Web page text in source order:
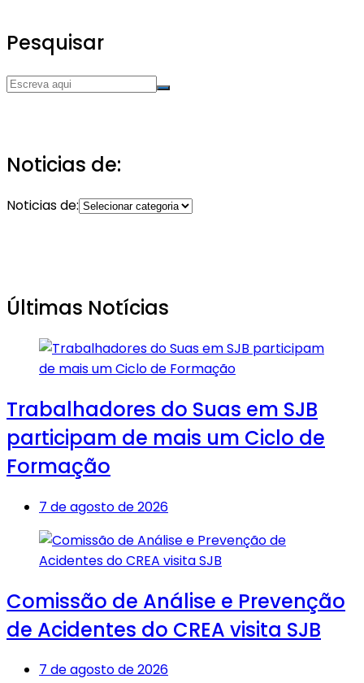
Pesquisar
Noticias de:
Noticias de:
Últimas Notícias
Trabalhadores do Suas em SJB
participam de mais um Ciclo de
Formação
7 de agosto de 2026
Comissão de Análise e Prevenção
de Acidentes do CREA visita SJB
7 de agosto de 2026